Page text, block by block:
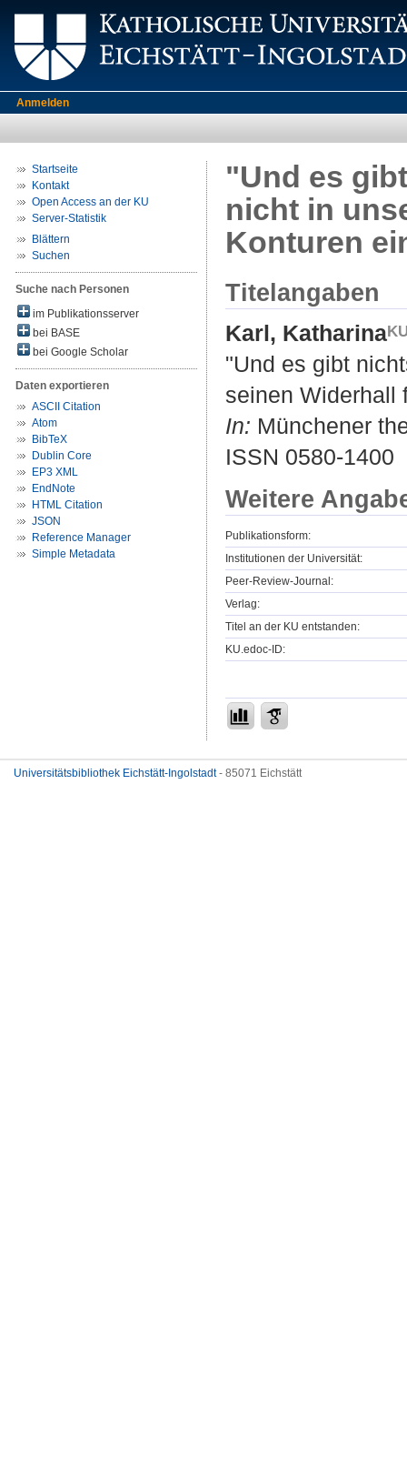
Anmelden
Startseite
Kontakt
Open Access an der KU
Server-Statistik
Blättern
Suchen
Suche nach Personen
im Publikationsserver
bei BASE
bei Google Scholar
Daten exportieren
ASCII Citation
Atom
BibTeX
Dublin Core
EP3 XML
EndNote
HTML Citation
JSON
Reference Manager
Simple Metadata
"Und es
nicht in
Konturen
Titelangaben
Karl, Katharina
"Und es gibt
seinen Widerhall
In: Münchener
ISSN 0580-1400
Weitere
Publikationsform:
Institutionen der Universität:
Peer-Review-Journal:
Verlag:
Titel an der KU entstanden:
KU.edoc-ID:
Universitätsbibliothek Eichstätt-Ingolstadt- 85071 Eichstätt